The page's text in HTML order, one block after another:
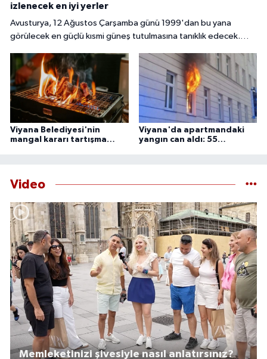
izlenecek en iyi yerler
Avusturya, 12 Ağustos Çarşamba günü 1999'dan bu yana
görülecek en güçlü kısmi güneş tutulmasına tanıklık edecek.
85 ila 89'unun Ay tarafından örtüleceği bu nadir doğa olayını
izlemek için çeşitli noktalarda bir araya gelecek.
Viyana Belediyesi'nin
mangal kararı tartışma
Viyana'da apartmandaki
yangın can aldı: 55
Video
Memleketinizi şivesiyle nasıl anlatırsınız?